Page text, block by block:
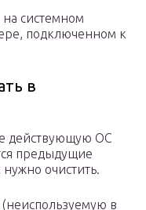
системном
подключенном к
в
действующую ОС
предыдущие
нужно очистить.
(неиспользуемую в